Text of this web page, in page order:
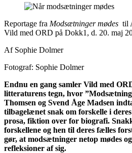
Reportage fra Modsætninger mødes til
Vild med ORD på Dokk1, d. 20. maj
Af Sophie Dolmer
Fotograf: Sophie Dolmer
Endnu en gang samler Vild med
litteraturens tegn, hvor
Thomsen og Svend Åge Madsen
tilbagelænet snak om forskelle i
prosa, fiktion over for biografi.
forskellene og hen til deres fælles
gør, at modsætninger netop mødes
refleksioner af sig.